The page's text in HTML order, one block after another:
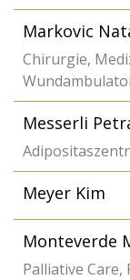
Markovic
Chirurgie,
Messerli
Meyer Kim
Monteverde
Palliative Care,